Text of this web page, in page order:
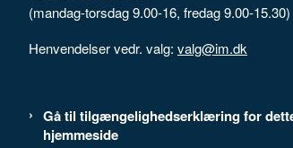
(mandag-torsdag 9.00-16, fredag 9.00-15.30)
Henvendelser vedr. valg: valg@im.dk
Gå til tilgængelighedserklæring for
hjemmeside